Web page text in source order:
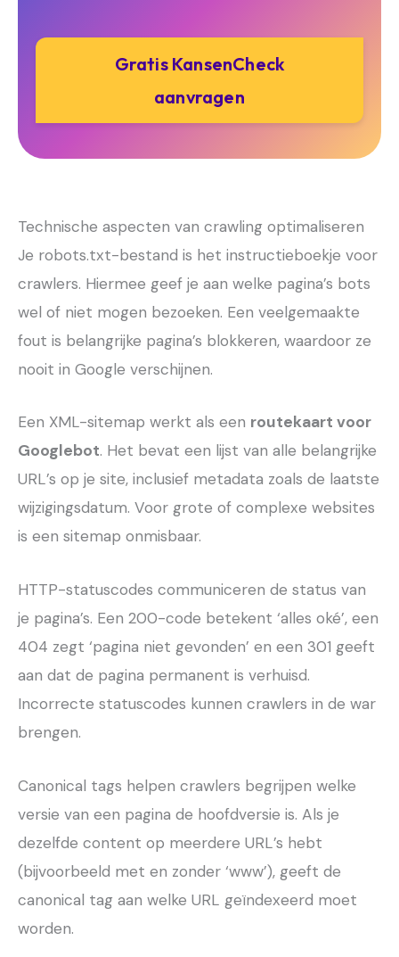
Gratis KansenCheck
aanvragen
Technische aspecten van crawling optimaliseren
Je robots.txt-bestand is het instructieboekje voor
crawlers. Hiermee geef je aan welke pagina’s bots
wel of niet mogen bezoeken. Een veelgemaakte
fout is belangrijke pagina’s blokkeren, waardoor ze
nooit in Google verschijnen.
Een XML-sitemap werkt als een routekaart voor
Googlebot. Het bevat een lijst van alle belangrijke
URL’s op je site, inclusief metadata zoals de laatste
wijzigingsdatum. Voor grote of complexe websites
is een sitemap onmisbaar.
HTTP-statuscodes communiceren de status van
je pagina’s. Een 200-code betekent ‘alles oké’, een
404 zegt ‘pagina niet gevonden’ en een 301 geeft
aan dat de pagina permanent is verhuisd.
Incorrecte statuscodes kunnen crawlers in de war
brengen.
Canonical tags helpen crawlers begrijpen welke
versie van een pagina de hoofdversie is. Als je
dezelfde content op meerdere URL’s hebt
(bijvoorbeeld met en zonder ‘www’), geeft de
canonical tag aan welke URL geïndexeerd moet
worden.